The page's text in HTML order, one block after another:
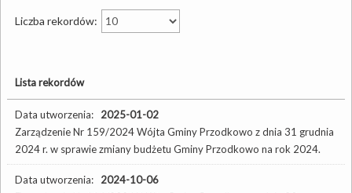
Liczba rekordów:
Lista rekordów
Data utworzenia: 2025-01-02
Zarządzenie Nr 159/2024 Wójta Gminy Przodkowo z dnia 31 grudnia
2024 r. w sprawie zmiany budżetu Gminy Przodkowo na rok 2024.
Data utworzenia: 2024-10-06